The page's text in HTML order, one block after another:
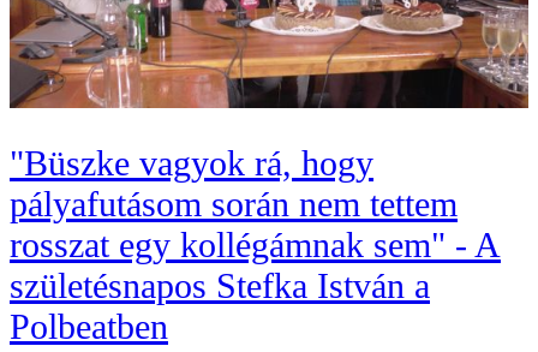
"Büszke vagyok rá, hogy
pályafutásom során nem tettem
rosszat egy kollégámnak sem" - A
születésnapos Stefka István a
Polbeatben